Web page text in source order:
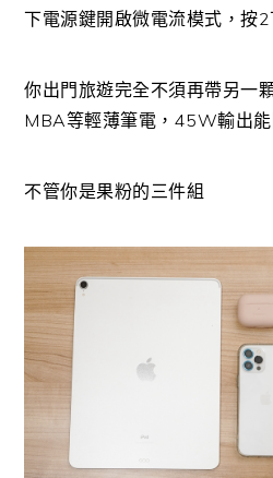
下電源鍵開啟微電流模式，按2
你出門旅遊完全不須再帶另一
MBA等輕薄筆電，45W輸出
不管你是果粉的三件組